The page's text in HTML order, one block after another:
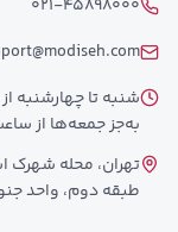
021-45898000
به‌جز جمعه‌ها از ساعت 8 الی
طبقه دوم، واحد جنوبی